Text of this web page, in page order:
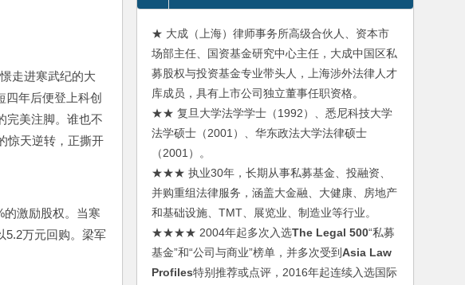
走进寒武纪的大
年后便登上科创
完美注脚。谁也不
惊天逆转，正撕开
的激励股权。当寒
5.2万元回购。梁军
★ 大成（上海）律师事务所高级合伙人、资本市
场部主任、国资基金研究中心主任，大成中国区私
募股权与投资基金专业带头人，上海涉外法律人才
库成员，具有上市公司独立董事任职资格。
★★ 复旦大学法学学士（1992）、悉尼科技大学
法学硕士（2001）、华东政法大学法律硕士
（2001）。
★★★ 执业30年，长期从事私募基金、投融资、
并购重组法律服务，涵盖大金融、大健康、房地产
和基础设施、TMT、展览业、制造业等行业。
★★★★ 2004年起多次入选The Legal 500“私募
基金”和“公司与商业”榜单，并多次受到Asia Law
Profiles特别推荐或点评，2016年起连续入选国际